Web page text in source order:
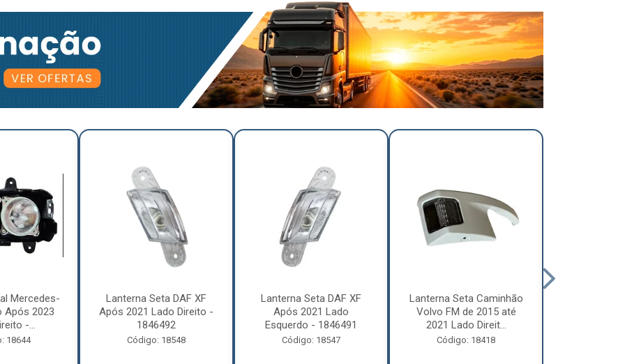
Mercedes-
Após 2023
-...
18644
Lanterna Seta DAF XF
Após 2021 Lado Direito -
1846492
Código: 18548
Lanterna Seta DAF XF
Após 2021 Lado
Esquerdo - 1846491
Código: 18547
Lanterna Seta Caminhão
Volvo FM de 2015 até
2021 Lado Direit...
Código: 18418